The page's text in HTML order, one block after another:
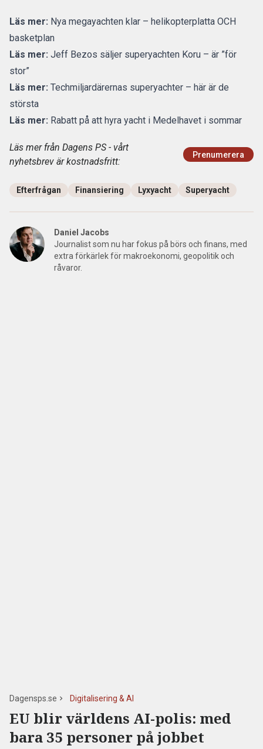
Läs mer: Nya megayachten klar – helikopterplatta OCH
basketplan
Läs mer: Jeff Bezos säljer superyachten Koru – är ”för
stor”
Läs mer: Techmiljardärernas superyachter – här är de
största
Läs mer: Rabatt på att hyra yacht i Medelhavet i sommar
Läs mer från Dagens PS - vårt
nyhetsbrev är kostnadsfritt:
Prenumerera
Efterfrågan Finansiering Lyxyacht Superyacht
Daniel Jacobs
Journalist som nu har fokus på börs och finans, med
extra förkärlek för makroekonomi, geopolitik och
råvaror.
Dagensps.se Digitalisering & AI
EU blir världens AI-polis: med
bara 35 personer på jobbet